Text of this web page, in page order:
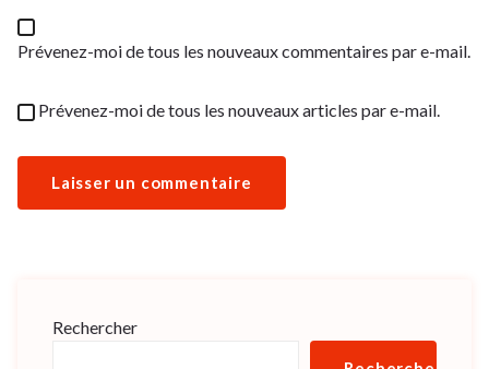
Prévenez-moi de tous les nouveaux commentaires par e-mail.
Prévenez-moi de tous les nouveaux articles par e-mail.
Rechercher